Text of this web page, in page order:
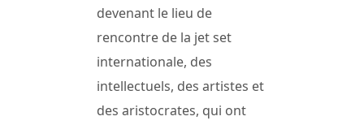
devenant le lieu de
rencontre de la jet set
internationale, des
intellectuels, des artistes et
des aristocrates, qui ont